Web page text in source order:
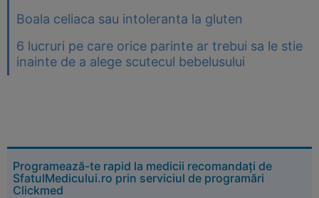
Boala celiaca sau intoleranta la gluten
6 lucruri pe care orice parinte ar trebui sa le stie
inainte de a alege scutecul bebelusului
Programează-te rapid la medicii recomandați de
SfatulMedicului.ro prin serviciul de programări
Clickmed